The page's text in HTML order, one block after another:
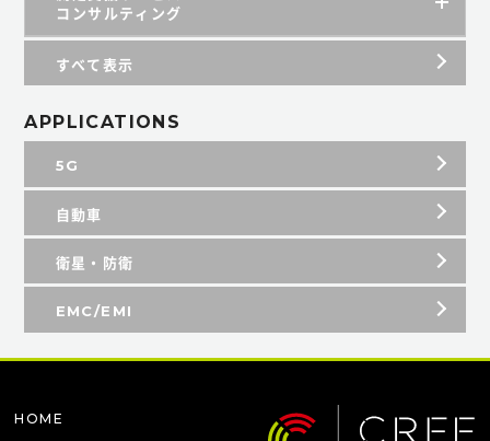
コンサルティング
すべて表示
APPLICATIONS
5G
自動車
衛星・防衛
EMC/EMI
HOME